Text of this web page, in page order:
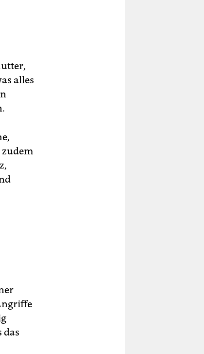
alles
zudem
das